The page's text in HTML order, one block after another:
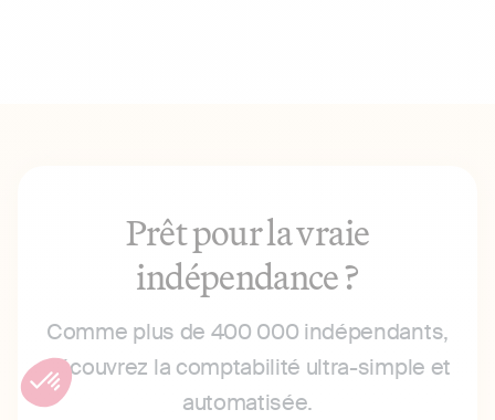
Prêt pour la vraie
indépendance ?
Comme plus de 400 000 indépendants,
découvrez la comptabilité ultra-simple et
automatisée.